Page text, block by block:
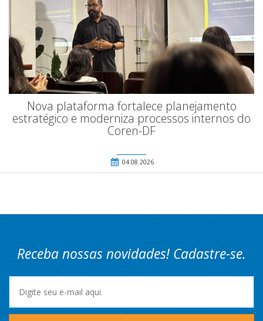
Nova plataforma fortalece planejamento
estratégico e moderniza processos internos do
Coren-DF
04.08.2026
Receba nossas novidades! Cadastre-se.